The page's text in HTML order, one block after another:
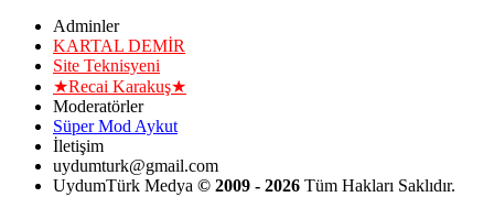
Adminler
KARTAL DEMİR
Site Teknisyeni
★Recai Karakuş★
Moderatörler
Süper Mod Aykut
İletişim
uydumturk@gmail.com
UydumTürk Medya © 2009 - 2026 Tüm Hakları Saklıdır.